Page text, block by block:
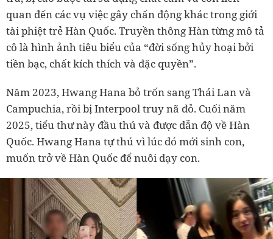
quan đến các vụ việc gây chấn động khác trong giới
tài phiệt trẻ Hàn Quốc. Truyền thông Hàn từng mô tả
cô là hình ảnh tiêu biểu của “đời sống hủy hoại bởi
tiền bạc, chất kích thích và đặc quyền”.
Năm 2023, Hwang Hana bỏ trốn sang Thái Lan và
Campuchia, rồi bị Interpool truy nã đỏ. Cuối năm
2025, tiểu thư này đầu thú và được dẫn độ về Hàn
Quốc. Hwang Hana tự thú vì lúc đó mới sinh con,
muốn trở về Hàn Quốc để nuôi dạy con.